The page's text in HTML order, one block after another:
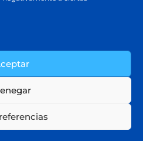
24 horas
WP